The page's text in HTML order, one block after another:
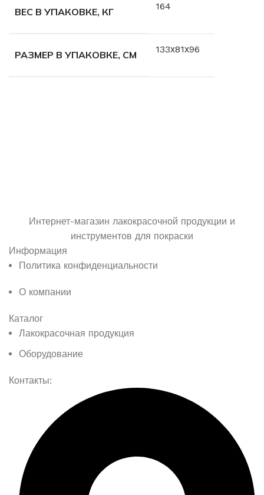
ВЕС В УПАКОВКЕ, КГ 164
РАЗМЕР В УПАКОВКЕ, СМ 133х81х96
Интернет-магазин лакокрасочной продукции и
инструментов для покраски
Информация
Политика конфиденциальности
О компании
Каталог
Лакокрасочная продукция
Оборудование
Контакты: